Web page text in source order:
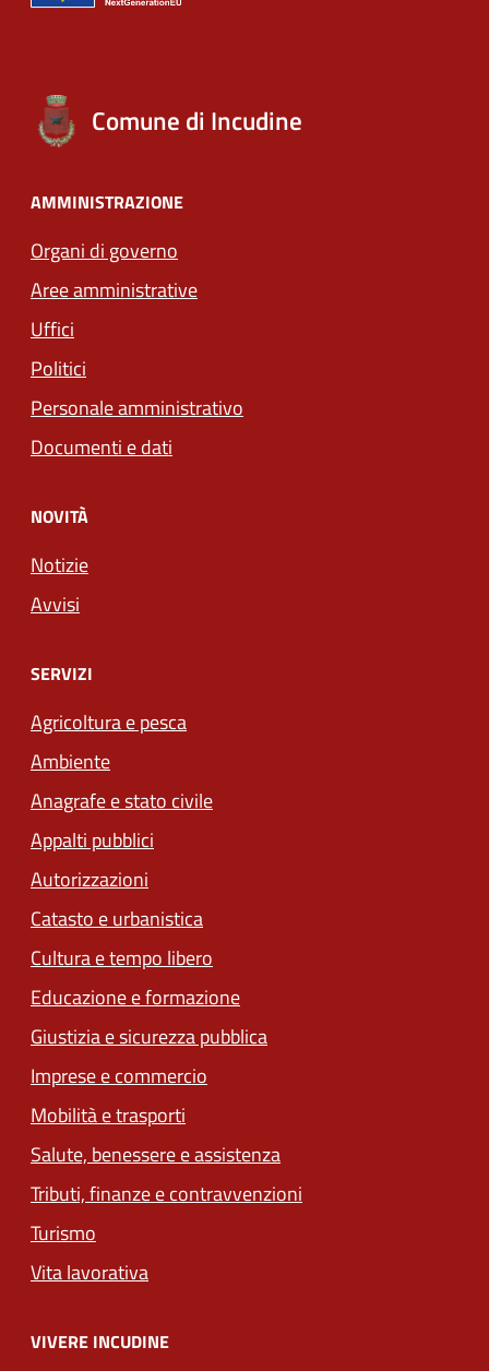
Comune di Incudine
AMMINISTRAZIONE
Organi di governo
Aree amministrative
Uffici
Politici
Personale amministrativo
Documenti e dati
NOVITÀ
Notizie
Avvisi
SERVIZI
Agricoltura e pesca
Ambiente
Anagrafe e stato civile
Appalti pubblici
Autorizzazioni
Catasto e urbanistica
Cultura e tempo libero
Educazione e formazione
Giustizia e sicurezza pubblica
Imprese e commercio
Mobilità e trasporti
Salute, benessere e assistenza
Tributi, finanze e contravvenzioni
Turismo
Vita lavorativa
VIVERE INCUDINE